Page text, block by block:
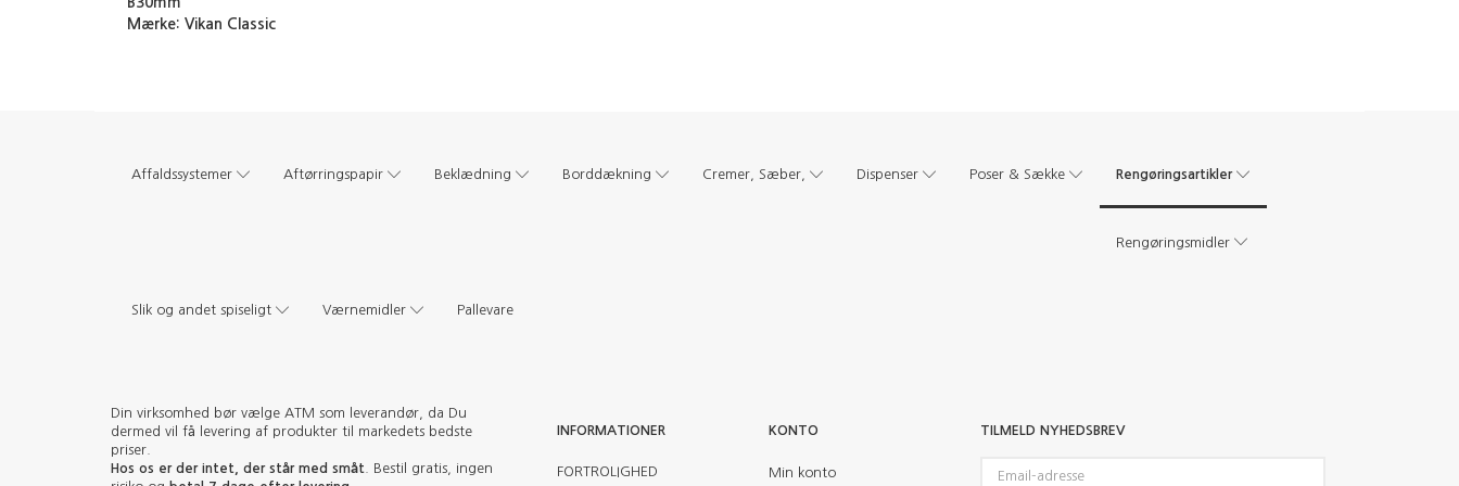
Mærke: Vikan Classic
Affaldssystemer Aftørringspapir Beklædning Borddækning Cremer, Sæber, Dispenser Poser & Sække Rengøringsartikler
Rengøringsmidler
Slik og andet spiseligt Værnemidler Pallevare
Din virksomhed bør vælge ATM som leverandør, da Du
dermed vil få levering af produkter til markedets bedste
priser.
Hos os er der intet, der står med småt . Bestil gratis, ingen
INFORMATIONER
FORTROLIGHED
KONTO
Min konto
TILMELD NYHEDSBREV